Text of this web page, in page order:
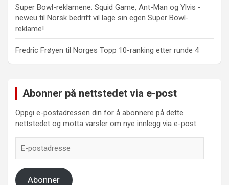
Super Bowl-reklamene: Squid Game, Ant-Man og Ylvis -
neweu til Norsk bedrift vil lage sin egen Super Bowl-
reklame!
Fredric Frøyen til Norges Topp 10-ranking etter runde 4
Abonner på nettstedet via e-post
Oppgi e-postadressen din for å abonnere på dette
nettstedet og motta varsler om nye innlegg via e-post.
postadresse
Abonner